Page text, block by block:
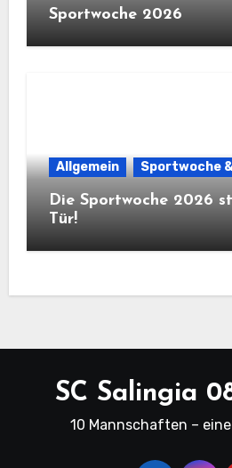
Sportwoche 2026
Allgemein Sportwoche
Die Sportwoche 2026
Tür!
SC Salingia
10 Mannschaften –